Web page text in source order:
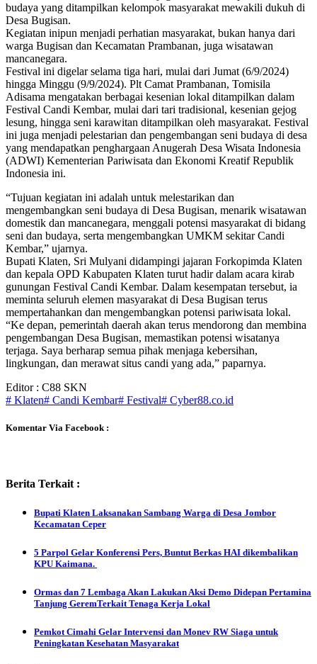
budaya yang ditampilkan kelompok masyarakat mewakili dukuh di
Desa Bugisan.
Kegiatan inipun menjadi perhatian masyarakat, bukan hanya dari
warga Bugisan dan Kecamatan Prambanan, juga wisatawan
mancanegara.
Festival ini digelar selama tiga hari, mulai dari Jumat (6/9/2024)
hingga Minggu (9/9/2024). Plt Camat Prambanan, Tomisila
Adisama mengatakan berbagai kesenian lokal ditampilkan dalam
Festival Candi Kembar, mulai dari tari tradisional, kesenian gejog
lesung, hingga seni karawitan ditampilkan oleh masyarakat. Festival
ini juga menjadi pelestarian dan pengembangan seni budaya di desa
yang mendapatkan penghargaan Anugerah Desa Wisata Indonesia
(ADWI) Kementerian Pariwisata dan Ekonomi Kreatif Republik
Indonesia ini.
“Tujuan kegiatan ini adalah untuk melestarikan dan
mengembangkan seni budaya di Desa Bugisan, menarik wisatawan
domestik dan mancanegara, menggali potensi masyarakat di bidang
seni dan budaya, serta mengembangkan UMKM sekitar Candi
Kembar,” ujarnya.
Bupati Klaten, Sri Mulyani didampingi jajaran Forkopimda Klaten
dan kepala OPD Kabupaten Klaten turut hadir dalam acara kirab
gunungan Festival Candi Kembar. Dalam kesempatan tersebut, ia
meminta seluruh elemen masyarakat di Desa Bugisan terus
mempertahankan dan mengembangkan potensi pariwisata lokal.
“Ke depan, pemerintah daerah akan terus mendorong dan membina
pengembangan Desa Bugisan, memastikan potensi wisatanya
terjaga. Saya berharap semua pihak menjaga kebersihan,
lingkungan, dan merawat situs candi yang ada,” paparnya.
Editor : C88 SKN
# Klaten# Candi Kembar# Festival# Cyber88.co.id
Komentar Via Facebook :
Berita Terkait :
Bupati Klaten Laksanakan Sambang Warga di Desa Jombor
Kecamatan Ceper
5 Parpol Gelar Konferensi Pers, Buntut Berkas HAI dikembalikan
KPU Kaimana.
Ormas dan 7 Lembaga Akan Lakukan Aksi Demo Didepan Pertamina
Tanjung GeremTerkait Tenaga Kerja Lokal
Pemkot Cimahi Gelar Intervensi dan Monev RW Siaga untuk
Peningkatan Kesehatan Masyarakat